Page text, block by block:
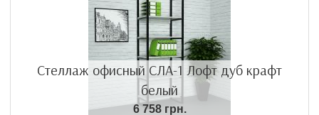
Стеллаж офисный СЛА-1 Лофт дуб крафт
белый
6 758 грн.